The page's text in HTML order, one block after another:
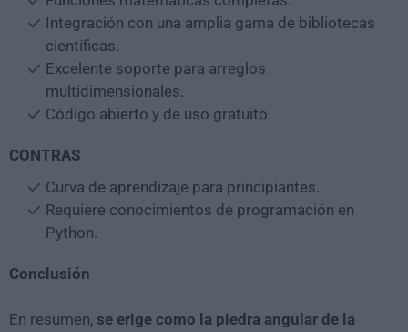
Integración con una amplia gama de bibliotecas
científicas.
Excelente soporte para arreglos
multidimensionales.
Código abierto y de uso gratuito.
CONTRAS
Curva de aprendizaje para principiantes.
Requiere conocimientos de programación en
Python.
Conclusión
En resumen, se erige como la piedra angular de la